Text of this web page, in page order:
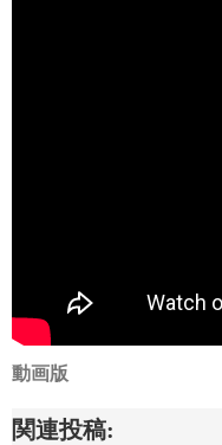
動画版
関連投稿: